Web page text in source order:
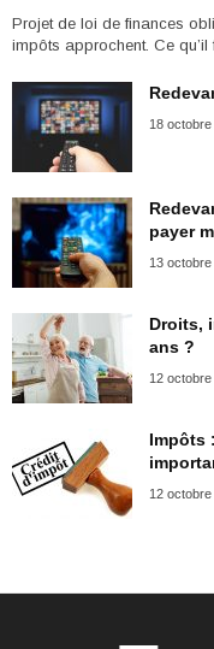
Projet de loi de finances
impôts approchent. Ce qu’il
18 octobre
payer
13 octobre
Droits,
ans ?
12 octobre
Impôts
12 octobre